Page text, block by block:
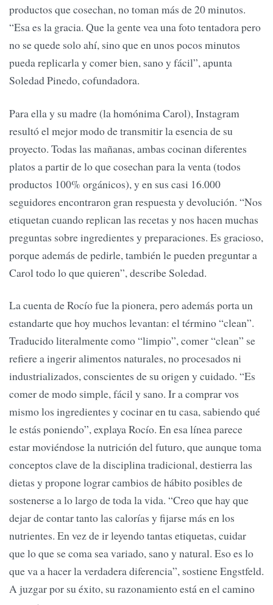
productos que cosechan, no toman más de 20 minutos.
“Esa es la gracia. Que la gente vea una foto tentadora pero
no se quede solo ahí, sino que en unos pocos minutos
pueda replicarla y comer bien, sano y fácil”, apunta
Soledad Pinedo, cofundadora.
Para ella y su madre (la homónima Carol), Instagram
resultó el mejor modo de transmitir la esencia de su
proyecto. Todas las mañanas, ambas cocinan diferentes
platos a partir de lo que cosechan para la venta (todos
productos 100% orgánicos), y en sus casi 16.000
seguidores encontraron gran respuesta y devolución. “Nos
etiquetan cuando replican las recetas y nos hacen muchas
preguntas sobre ingredientes y preparaciones. Es gracioso,
porque además de pedirle, también le pueden preguntar a
Carol todo lo que quieren”, describe Soledad.
La cuenta de Rocío fue la pionera, pero además porta un
estandarte que hoy muchos levantan: el término “clean”.
Traducido literalmente como “limpio”, comer “clean” se
refiere a ingerir alimentos naturales, no procesados ni
industrializados, conscientes de su origen y cuidado. “Es
comer de modo simple, fácil y sano. Ir a comprar vos
mismo los ingredientes y cocinar en tu casa, sabiendo qué
le estás poniendo”, explaya Rocío. En esa línea parece
estar moviéndose la nutrición del futuro, que aunque toma
conceptos clave de la disciplina tradicional, destierra las
dietas y propone lograr cambios de hábito posibles de
sostenerse a lo largo de toda la vida. “Creo que hay que
dejar de contar tanto las calorías y fijarse más en los
nutrientes. En vez de ir leyendo tantas etiquetas, cuidar
que lo que se coma sea variado, sano y natural. Eso es lo
que va a hacer la verdadera diferencia”, sostiene Engstfeld.
A juzgar por su éxito, su razonamiento está en el camino